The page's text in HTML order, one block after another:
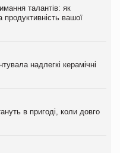
талантів: як
вашої
надлегкі керамічні
в пригоді, коли довго